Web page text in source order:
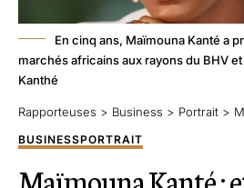
En cinq ans, Maïmouna Kanté a
marchés africains aux rayons du BHV
Kanthé
Rapporteuses > Business > Portrait >
BUSINESSPORTRAIT
Maïmouna Kanté :